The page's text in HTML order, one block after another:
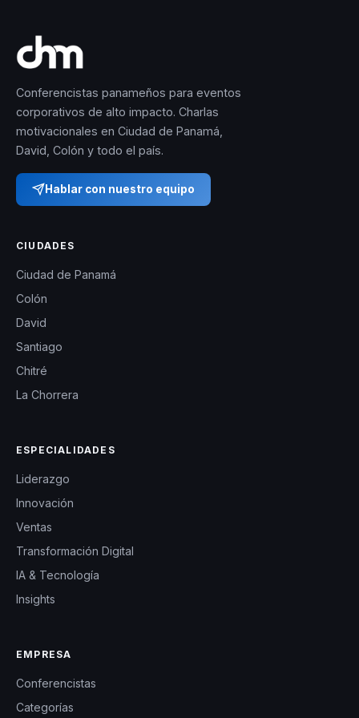
Conferencistas panameños para eventos
corporativos de alto impacto. Charlas
motivacionales en Ciudad de Panamá,
David, Colón y todo el país.
Hablar con nuestro equipo
CIUDADES
Ciudad de Panamá
Colón
David
Santiago
Chitré
La Chorrera
ESPECIALIDADES
Liderazgo
Innovación
Ventas
Transformación Digital
IA & Tecnología
Insights
EMPRESA
Conferencistas
Categorías